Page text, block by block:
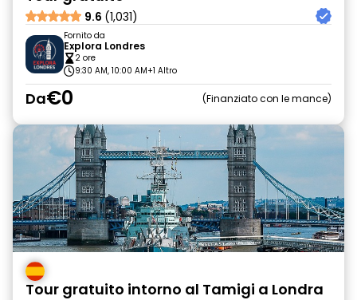
9.6 (1,031)
Fornito da
Explora Londres
2 ore
9:30 AM, 10:00 AM+1 Altro
Da€0 Finanziato con le mance
Tour gratuito intorno al Tamigi a Londra